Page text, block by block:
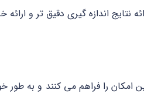
نتایج اندازه گیری دقیق تر و
امکان را فراهم می کنند و به